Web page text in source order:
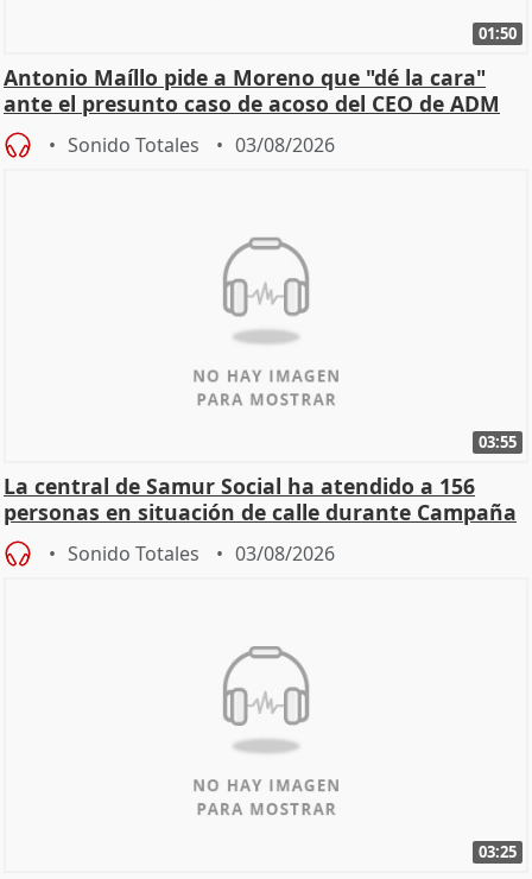
01:50
Antonio Maíllo pide a Moreno que "dé la cara"
ante el presunto caso de acoso del CEO de ADM
Sonido Totales 03/08/2026
03:55
La central de Samur Social ha atendido a 156
personas en situación de calle durante Campaña
de Calor
Sonido Totales 03/08/2026
03:25